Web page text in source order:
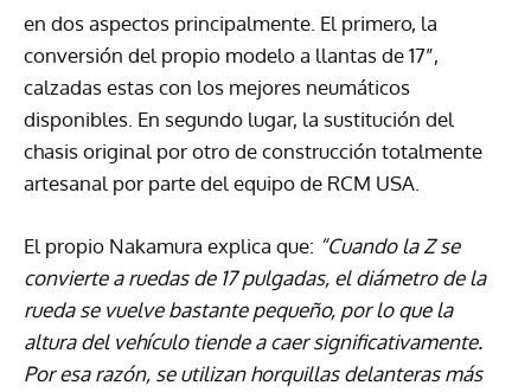
en dos aspectos principalmente. El primero, la
conversión del propio modelo a llantas de 17”,
calzadas estas con los mejores neumáticos
disponibles. En segundo lugar, la sustitución del
chasis original por otro de construcción totalmente
artesanal por parte del equipo de RCM USA.
El propio Nakamura explica que: “Cuando la Z se
convierte a ruedas de 17 pulgadas, el diámetro de la
rueda se vuelve bastante pequeño, por lo que la
altura del vehículo tiende a caer significativamente.
Por esa razón, se utilizan horquillas delanteras más